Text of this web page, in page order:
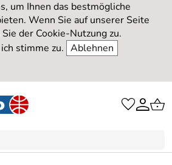
um Ihnen das bestmögliche
Wenn Sie auf unserer Seite
der Cookie-Nutzung zu.
stimme zu. Ablehnen